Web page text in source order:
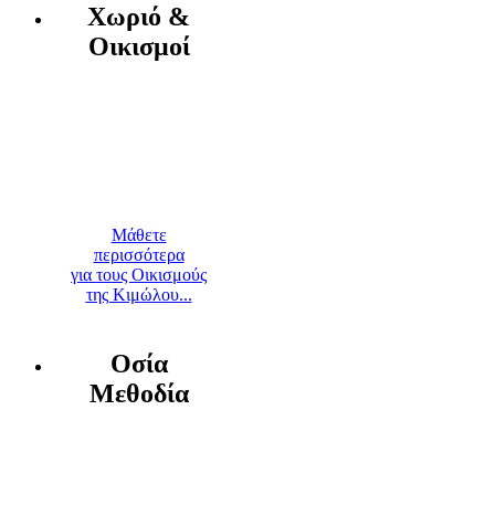
Χωριό &
Οικισμοί
Μάθετε
περισσότερα
για τους Οικισμούς
της Κιμώλου...
Οσία
Μεθοδία